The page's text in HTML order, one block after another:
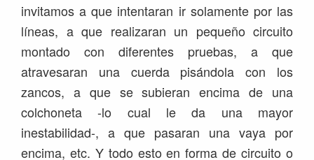
invitamos a que intentaran ir solamente por las
líneas, a que realizaran un pequeño circuito
montado con diferentes pruebas, a que
atravesaran una cuerda pisándola con los
zancos, a que se subieran encima de una
colchoneta -lo cual le da una mayor
inestabilidad-, a que pasaran una vaya por
encima, etc. Y todo esto en forma de circuito o